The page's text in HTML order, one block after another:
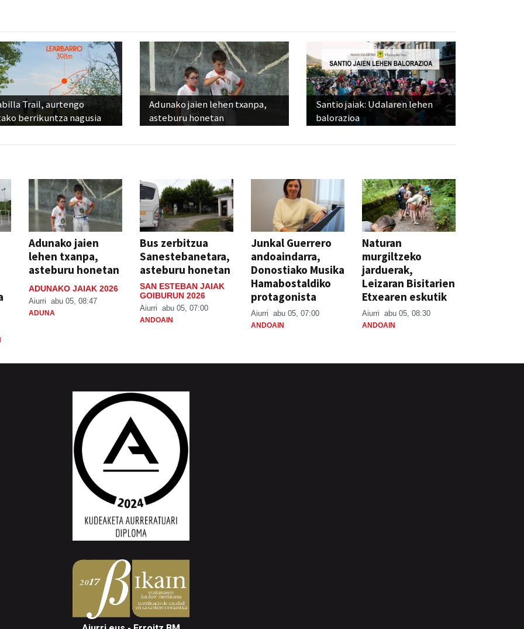
Trail, aurtengo
berrikuntza nagusia
Adunako jaien lehen txanpa,
asteburu honetan
Santio jaiak: Udalaren lehen
balorazioa
Adunako jaien
lehen txanpa,
asteburu honetan
ADUNAKO JAIAK 2026
Aiurri abu 05, 08:47
ADUNA
Bus zerbitzua
Sanestebanetara,
asteburu honetan
SAN ESTEBAN JAIAK
GOIBURUN 2026
Aiurri abu 05, 07:00
ANDOAIN
Junkal Guerrero
andoaindarra,
Donostiako Musika
Hamabostaldiko
protagonista
Aiurri abu 05, 07:00
ANDOAIN
Naturan
murgiltzeko
jarduerak,
Leizaran Bisitarien
Etxearen eskutik
Aiurri abu 05, 08:30
ANDOAIN